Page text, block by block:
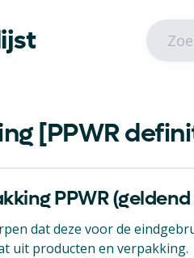
[PPWR
PPWR
dat deze voor de
uit producten en verpakking.